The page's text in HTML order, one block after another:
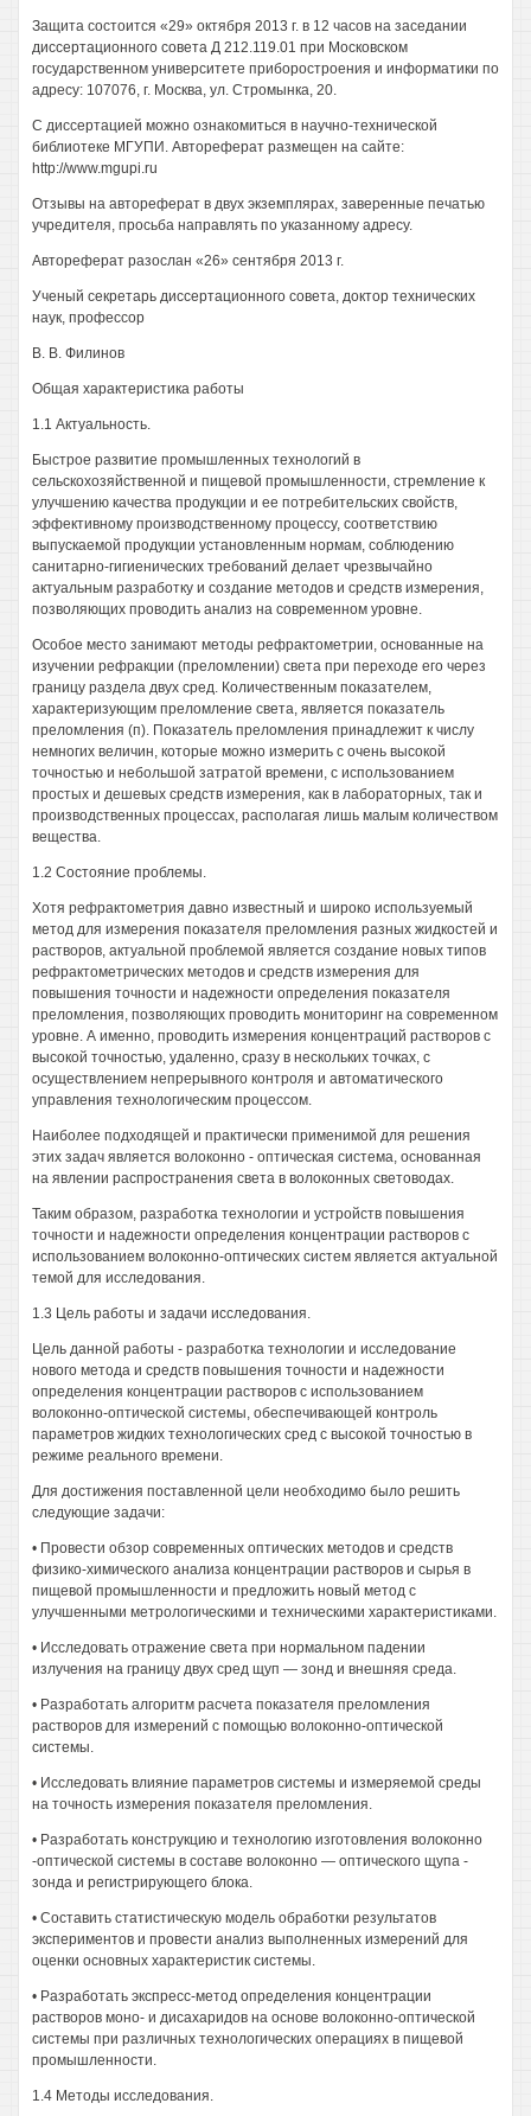
Защита состоится «29» октября 2013 г. в 12 часов на заседании
диссертационного совета Д 212.119.01 при Московском
государственном университете приборостроения и информатики по
адресу: 107076, г. Москва, ул. Стромынка, 20.
С диссертацией можно ознакомиться в научно-технической
библиотеке МГУПИ. Автореферат размещен на сайте:
http://www.mgupi.ru
Отзывы на автореферат в двух экземплярах, заверенные печатью
учредителя, просьба направлять по указанному адресу.
Автореферат разослан «26» сентября 2013 г.
Ученый секретарь диссертационного совета, доктор технических
наук, профессор
В. В. Филинов
Общая характеристика работы
1.1 Актуальность.
Быстрое развитие промышленных технологий в
сельскохозяйственной и пищевой промышленности, стремление к
улучшению качества продукции и ее потребительских свойств,
эффективному производственному процессу, соответствию
выпускаемой продукции установленным нормам, соблюдению
санитарно-гигиенических требований делает чрезвычайно
актуальным разработку и создание методов и средств измерения,
позволяющих проводить анализ на современном уровне.
Особое место занимают методы рефрактометрии, основанные на
изучении рефракции (преломлении) света при переходе его через
границу раздела двух сред. Количественным показателем,
характеризующим преломление света, является показатель
преломления (п). Показатель преломления принадлежит к числу
немногих величин, которые можно измерить с очень высокой
точностью и небольшой затратой времени, с использованием
простых и дешевых средств измерения, как в лабораторных, так и
производственных процессах, располагая лишь малым количеством
вещества.
1.2 Состояние проблемы.
Хотя рефрактометрия давно известный и широко используемый
метод для измерения показателя преломления разных жидкостей и
растворов, актуальной проблемой является создание новых типов
рефрактометрических методов и средств измерения для
повышения точности и надежности определения показателя
преломления, позволяющих проводить мониторинг на современном
уровне. А именно, проводить измерения концентраций растворов с
высокой точностью, удаленно, сразу в нескольких точках, с
осуществлением непрерывного контроля и автоматического
управления технологическим процессом.
Наиболее подходящей и практически применимой для решения
этих задач является волоконно - оптическая система, основанная
на явлении распространения света в волоконных световодах.
Таким образом, разработка технологии и устройств повышения
точности и надежности определения концентрации растворов с
использованием волоконно-оптических систем является актуальной
темой для исследования.
1.3 Цель работы и задачи исследования.
Цель данной работы - разработка технологии и исследование
нового метода и средств повышения точности и надежности
определения концентрации растворов с использованием
волоконно-оптической системы, обеспечивающей контроль
параметров жидких технологических сред с высокой точностью в
режиме реального времени.
Для достижения поставленной цели необходимо было решить
следующие задачи:
• Провести обзор современных оптических методов и средств
физико-химического анализа концентрации растворов и сырья в
пищевой промышленности и предложить новый метод с
улучшенными метрологическими и техническими характеристиками.
• Исследовать отражение света при нормальном падении
излучения на границу двух сред щуп — зонд и внешняя среда.
• Разработать алгоритм расчета показателя преломления
растворов для измерений с помощью волоконно-оптической
системы.
• Исследовать влияние параметров системы и измеряемой среды
на точность измерения показателя преломления.
• Разработать конструкцию и технологию изготовления волоконно
-оптической системы в составе волоконно — оптического щупа -
зонда и регистрирующего блока.
• Составить статистическую модель обработки результатов
экспериментов и провести анализ выполненных измерений для
оценки основных характеристик системы.
• Разработать экспресс-метод определения концентрации
растворов моно- и дисахаридов на основе волоконно-оптической
системы при различных технологических операциях в пищевой
промышленности.
1.4 Методы исследования.